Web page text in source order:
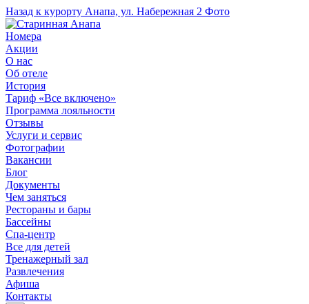
Назад к курорту Анапа, ул. Набережная 2 Фото
Номера
Акции
О нас
Об отеле
История
Тариф «Все включено»
Программа лояльности
Отзывы
Услуги и сервис
Фотографии
Вакансии
Блог
Документы
Чем заняться
Рестораны и бары
Бассейны
Спа-центр
Все для детей
Тренажерный зал
Развлечения
Афиша
Контакты